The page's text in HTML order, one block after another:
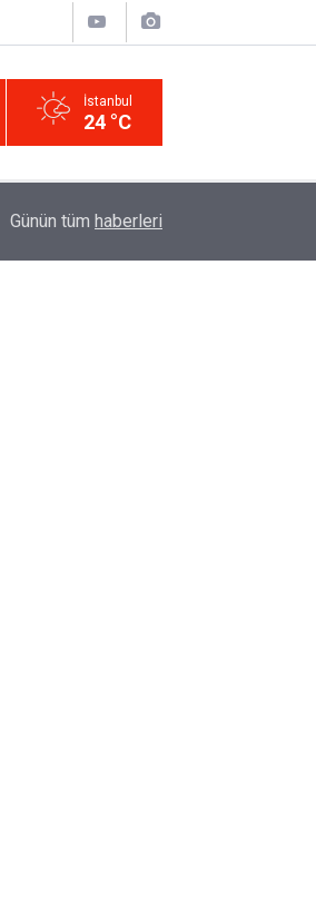
İstanbul
24 °C
Ödeme Kuralları Değişti
Günün tüm haberleri